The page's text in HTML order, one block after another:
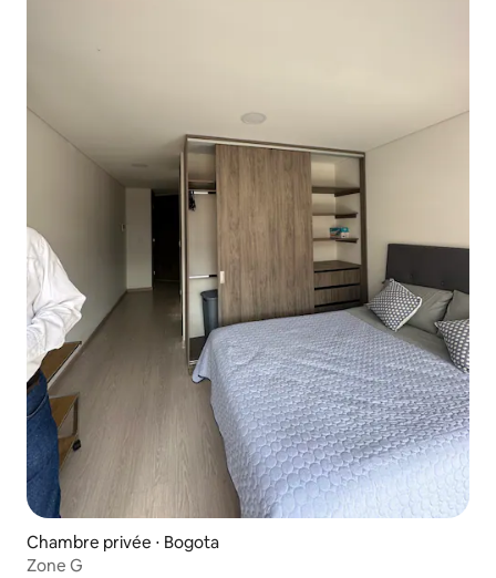
Chambre privée ⋅ Bogota
Zone G